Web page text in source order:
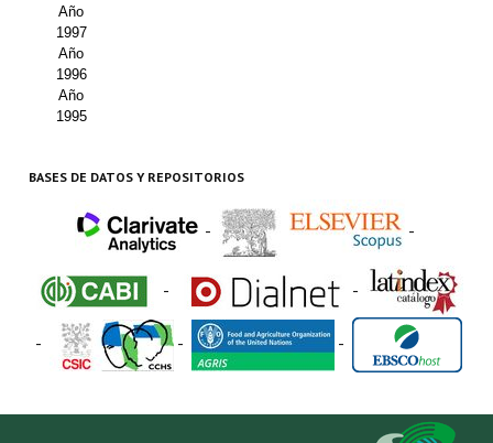
Año
1997
Año
1996
Año
1995
BASES DE DATOS Y REPOSITORIOS
- -
- -
- - -